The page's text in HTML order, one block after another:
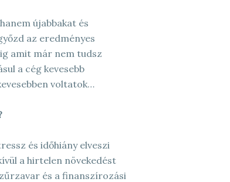
újabbakat és
az eredményes
amit már nem tudsz
a cég kevesebb
voltatok…
és időhiány elveszi
a hirtelen növekedést
és a finanszírozási